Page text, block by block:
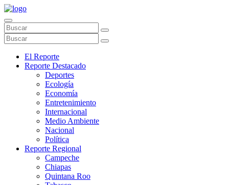
El Reporte
Reporte Destacado
Deportes
Ecología
Economía
Entretenimiento
Internacional
Medio Ambiente
Nacional
Política
Reporte Regional
Campeche
Chiapas
Quintana Roo